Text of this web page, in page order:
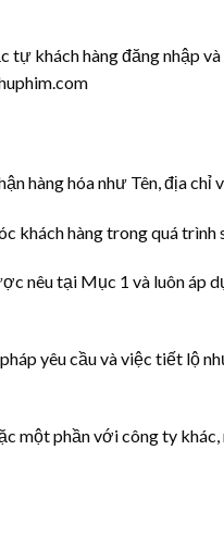
tự khách hàng đăng nhập
hàng hóa như Tên, địa chỉ
khách hàng trong quá trình
nêu tại Mục 1 và luôn áp
yêu cầu và việc tiết lộ
một phần với công ty